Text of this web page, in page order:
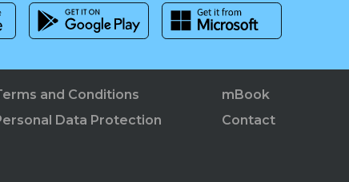
and Conditions
Data Protection
mBook
Contact